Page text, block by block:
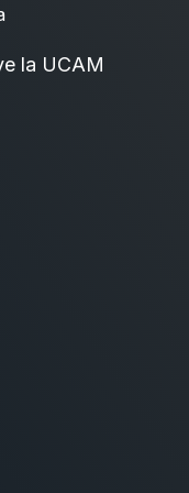
la UCAM